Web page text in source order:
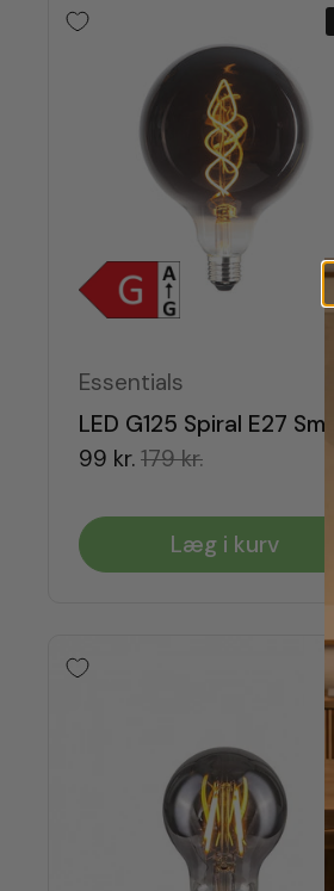
Essentials
99 kr. 179 kr.
Læg i kurv